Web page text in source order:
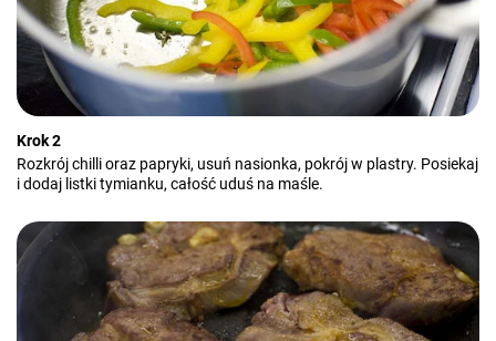
Krok 2
Rozkrój chilli oraz papryki, usuń nasionka, pokrój w plastry. Posiekaj
i dodaj listki tymianku, całość uduś na maśle.